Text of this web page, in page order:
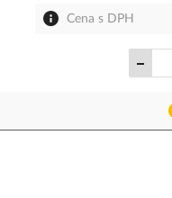
Cena s DPH